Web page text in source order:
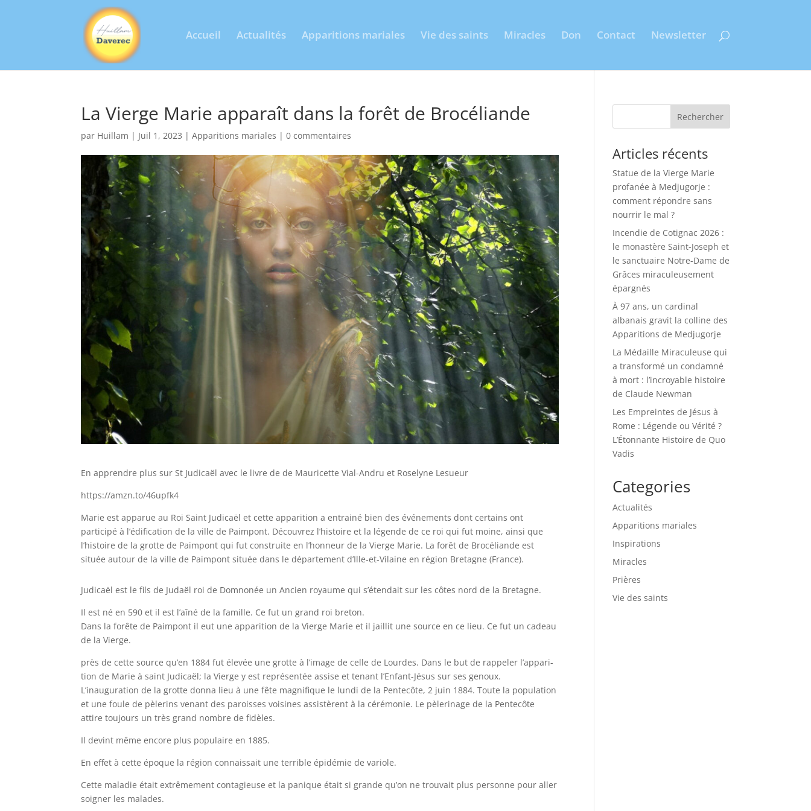
Accueil Actualités Apparitions mariales Vie des saints Miracles Don Contact Newsletter
La Vierge Marie apparaît dans la forêt de Brocéliande
par Huillam | Juil 1, 2023 |Apparitions mariales |0 commentaires
En apprendre plus sur St Judicaël avec le livre de de Mauricette Vial-Andru et Roselyne Lesueur
https://amzn.to/46upfk4
Marie est apparue au Roi Saint Judicaël et cette apparition a entrainé bien des événements dont certains ont
participé à l’édification de la ville de Paimpont. Découvrez l’histoire et la légende de ce roi qui fut moine, ainsi que
l’histoire de la grotte de Paimpont qui fut construite en l’honneur de la Vierge Marie. La forêt de Brocéliande est
située autour de la ville de Paimpont située dans le département d’Ille-et-Vilaine en région Bretagne (France).
Judicaël est le fils de Judaël roi de Domnonée un Ancien royaume qui s’étendait sur les côtes nord de la Bretagne.
Il est né en 590 et il est l’aîné de la famille. Ce fut un grand roi breton.
Dans la forête de Paimpont il eut une apparition de la Vierge Marie et il jaillit une source en ce lieu. Ce fut un cadeau
de la Vierge.
près de cette source qu’en 1884 fut élevée une grotte à l’image de celle de Lourdes. Dans le but de rappeler l’appari­
tion de Marie à saint Judicaël; la Vierge y est représentée assise et tenant l’Enfant-Jésus sur ses genoux.
L’inauguration de la grotte donna lieu à une fête magnifique le lundi de la Pentecôte, 2 juin 1884. Toute la population
et une foule de pèlerins venant des paroisses voisines assistèrent à la cérémonie. Le pèlerinage de la Pentecôte
attire toujours un très grand nombre de fidèles.
Il devint même encore plus populaire en 1885.
En effet à cette époque la région connaissait une terrible épidémie de variole.
Cette maladie était extrêmement contagieuse et la panique était si grande qu’on ne trouvait plus personne pour aller
soigner les malades.
Rechercher
Articles récents
Statue de la Vierge Marie
profanée à Medjugorje :
comment répondre sans
nourrir le mal ?
Incendie de Cotignac 2026 :
le monastère Saint-Joseph et
le sanctuaire Notre-Dame de
Grâces miraculeusement
épargnés
À 97 ans, un cardinal
albanais gravit la colline des
Apparitions de Medjugorje
La Médaille Miraculeuse qui
a transformé un condamné
à mort : l’incroyable histoire
de Claude Newman
Les Empreintes de Jésus à
Rome : Légende ou Vérité ?
L’Étonnante Histoire de Quo
Vadis
Categories
Actualités
Apparitions mariales
Inspirations
Miracles
Prières
Vie des saints